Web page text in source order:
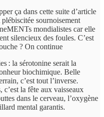
ça dans cette suite d’article
sournoisement
mondialistes car elle
silencieux des foules. C’est
? On continue
: la sérotonine serait la
biochimique. Belle
c’est tout l’inverse.
c’est la fête aux vaisseaux
dans le cerveau, l’oxygène
mental garantis.